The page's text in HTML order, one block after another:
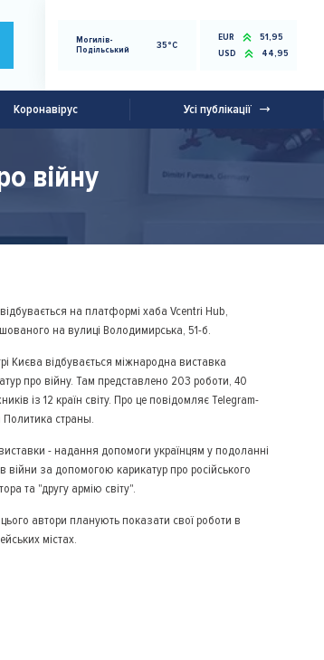
Могилів-
Подільський
35°C
EUR
51,95
USD
44,95
Коронавірус Усі публікації
війну
на платформі хаба Vcentri Hub,
на вулиці Володимирська, 51-б.
Києва відбувається міжнародна виставка
про війну. Там представлено 203 роботи, 40
із 12 країн світу. Про це повідомляє Telegram-
Политика страны.
- надання допомоги українцям у подоланні
війни за допомогою карикатур про російського
та "другу армію світу".
автори планують показати свої роботи в
містах.